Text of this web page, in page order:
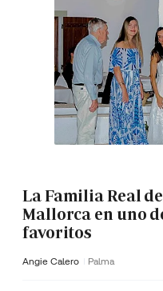
La Familia Real
Mallorca en uno
favoritos
Angie Calero Palma